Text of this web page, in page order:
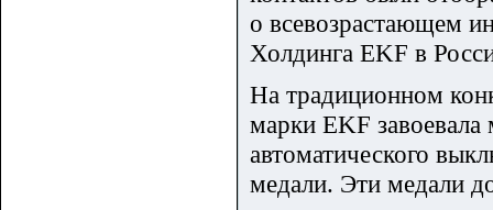
о всевозрастающем
Холдинга EKF в
На традиционном
марки EKF завоевала
автоматического
медали. Эти медали